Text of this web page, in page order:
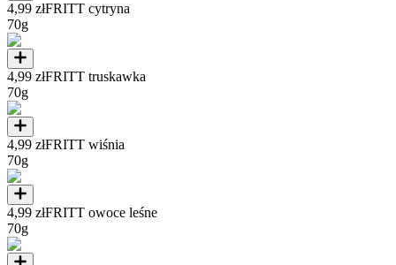
4,99 złFRITT cytryna
70g
4,99 złFRITT truskawka
70g
4,99 złFRITT wiśnia
70g
4,99 złFRITT owoce leśne
70g